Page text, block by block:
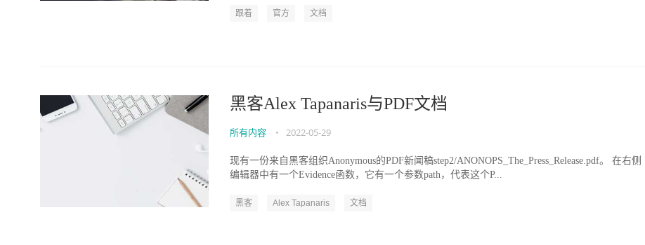
跟着 官方 文档
黑客Alex Tapanaris与PDF文档
所有内容 • 2022-05-29
现有一份来自黑客组织Anonymous的PDF新闻稿step2/ANONOPS_The_Press_Release.pdf。 在右侧
编辑器中有一个Evidence函数，它有一个参数path，代表这个P...
黑客 Alex Tapanaris 文档